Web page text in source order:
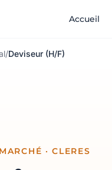
Accueil
/Deviseur (H/F)
· CLERES